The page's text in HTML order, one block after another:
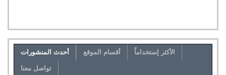
أحدث المنشورات أقسام الموقع الأكثر إستخداماً
تواصل معنا